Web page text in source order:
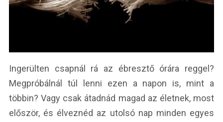
Ingerülten csapnál rá az ébresztő órára reggel?
Megpróbálnál túl lenni ezen a napon is, mint a
többin? Vagy csak átadnád magad az életnek, most
először, és élveznéd az utolsó nap minden egyes